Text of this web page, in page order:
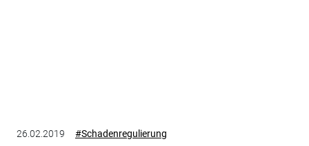
26.02.2019 #Schadenregulierung